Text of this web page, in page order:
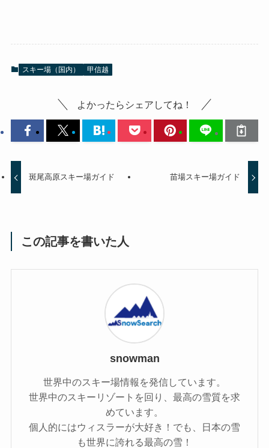
スキー場（国内） 甲信越
よかったらシェアしてね！
斑尾高原スキー場ガイド 苗場スキー場ガイド
この記事を書いた人
snowman
世界中のスキー場情報を発信しています。
世界中のスキーリゾートを回り、最高の雪質を求
めています。
個人的にはウィスラーが大好き！でも、日本の雪
も世界に誇れる最高の雪！